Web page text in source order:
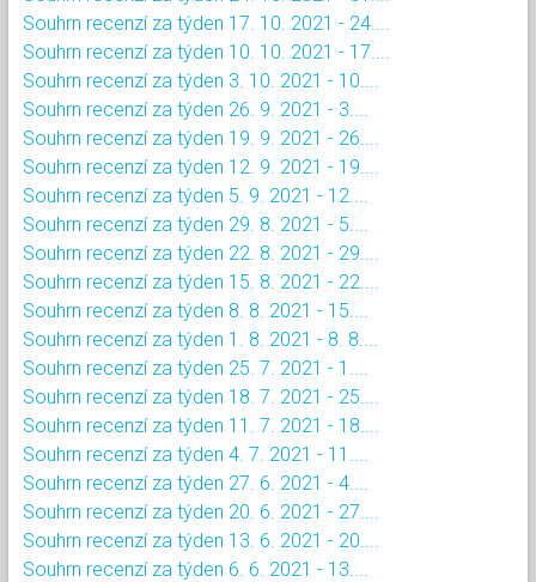
Souhrn recenzí za týden 17. 10. 2021 - 24....
Souhrn recenzí za týden 10. 10. 2021 - 17....
Souhrn recenzí za týden 3. 10. 2021 - 10....
Souhrn recenzí za týden 26. 9. 2021 - 3....
Souhrn recenzí za týden 19. 9. 2021 - 26....
Souhrn recenzí za týden 12. 9. 2021 - 19....
Souhrn recenzí za týden 5. 9. 2021 - 12....
Souhrn recenzí za týden 29. 8. 2021 - 5....
Souhrn recenzí za týden 22. 8. 2021 - 29....
Souhrn recenzí za týden 15. 8. 2021 - 22....
Souhrn recenzí za týden 8. 8. 2021 - 15....
Souhrn recenzí za týden 1. 8. 2021 - 8. 8....
Souhrn recenzí za týden 25. 7. 2021 - 1....
Souhrn recenzí za týden 18. 7. 2021 - 25....
Souhrn recenzí za týden 11. 7. 2021 - 18....
Souhrn recenzí za týden 4. 7. 2021 - 11....
Souhrn recenzí za týden 27. 6. 2021 - 4....
Souhrn recenzí za týden 20. 6. 2021 - 27....
Souhrn recenzí za týden 13. 6. 2021 - 20....
Souhrn recenzí za týden 6. 6. 2021 - 13....